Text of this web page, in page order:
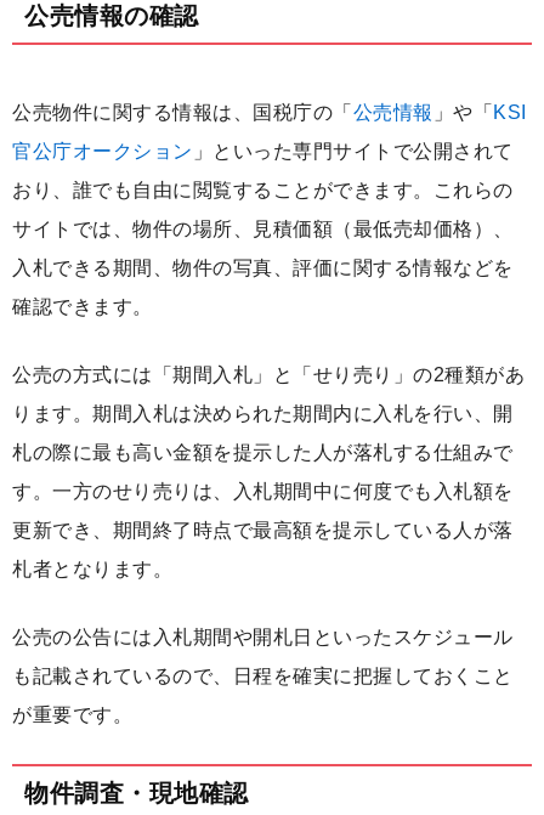
公売情報の確認
公売物件に関する情報は、国税庁の「 公売情報 」や「 KSI
官公庁オークション 」といった専門サイトで公開されて
おり、誰でも自由に閲覧することができます。これらの
サイトでは、物件の場所、見積価額（最低売却価格）、
入札できる期間、物件の写真、評価に関する情報などを
確認できます。
公売の方式には「期間入札」と「せり売り」の2種類があ
ります。期間入札は決められた期間内に入札を行い、開
札の際に最も高い金額を提示した人が落札する仕組みで
す。一方のせり売りは、入札期間中に何度でも入札額を
更新でき、期間終了時点で最高額を提示している人が落
札者となります。
公売の公告には入札期間や開札日といったスケジュール
も記載されているので、日程を確実に把握しておくこと
が重要です。
物件調査・現地確認